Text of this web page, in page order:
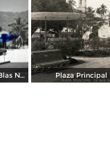
Puerto Balleto San Blas Nayarit. Plaza Principal